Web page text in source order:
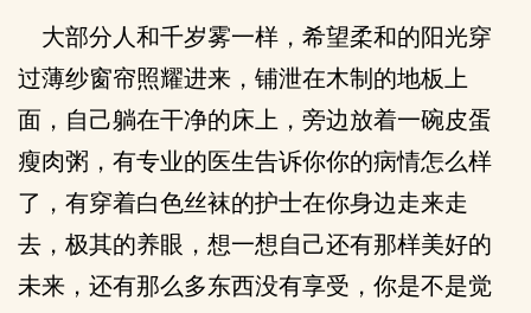
大部分人和千岁雾一样，希望柔和的阳光穿
过薄纱窗帘照耀进来，铺泄在木制的地板上
面，自己躺在干净的床上，旁边放着一碗皮蛋
瘦肉粥，有专业的医生告诉你你的病情怎么样
了，有穿着白色丝袜的护士在你身边走来走
去，极其的养眼，想一想自己还有那样美好的
未来，还有那么多东西没有享受，你是不是觉